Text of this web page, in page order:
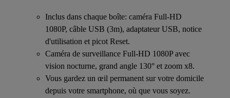
Inclus dans chaque boîte: caméra Full-HD
1080P, câble USB (3m), adaptateur USB, notice
d'utilisation et picot Reset.
Caméra de surveillance Full-HD 1080P avec
vision nocturne, grand angle 130° et zoom x8.
Vous gardez un œil permanent sur votre domicile
depuis votre smartphone, où que vous soyez.